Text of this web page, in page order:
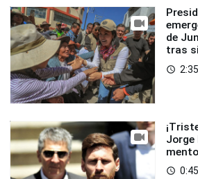
de
tras
access_time 2:35
Jorge
access_time 0:45